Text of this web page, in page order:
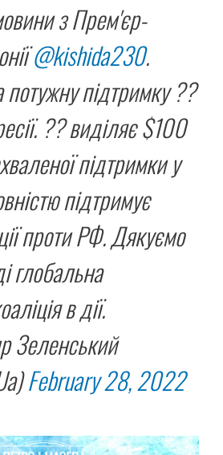
з Прем'єр-
@kishida230.
підтримку ??
?? виділяє $100
підтримки у
підтримує
проти РФ. Дякуємо
глобальна
в дії.
February 28, 2022